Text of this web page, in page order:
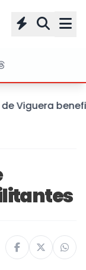
de Viguera